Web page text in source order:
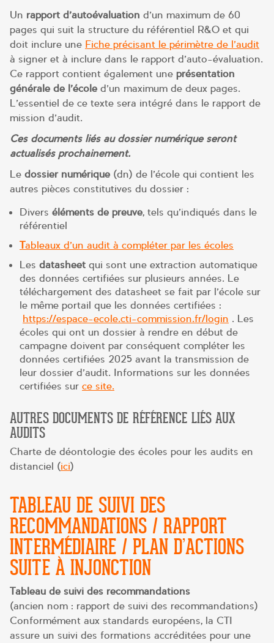
Un rapport d’autoévaluation d’un maximum de 60
pages qui suit la structure du référentiel R&O et qui
doit inclure une Fiche précisant le périmètre de l’audit
à signer et à inclure dans le rapport d’auto-évaluation.
Ce rapport contient également une présentation
générale de l’école d’un maximum de deux pages.
L’essentiel de ce texte sera intégré dans le rapport de
mission d’audit.
Ces documents liés au dossier numérique seront
actualisés prochainement.
Le dossier numérique (dn) de l’école qui contient les
autres pièces constitutives du dossier :
Divers éléments de preuve, tels qu’indiqués dans le
référentiel
Tableaux d’un audit à compléter par les écoles
Les datasheet qui sont une extraction automatique
des données certifiées sur plusieurs années. Le
téléchargement des datasheet se fait par l’école sur
le même portail que les données certifiées :
https://espace-ecole.cti-commission.fr/login . Les
écoles qui ont un dossier à rendre en début de
campagne doivent par conséquent compléter les
données certifiées 2025 avant la transmission de
leur dossier d’audit. Informations sur les données
certifiées sur ce site.
AUTRES DOCUMENTS DE RÉFÉRENCE LIÉS AUX
AUDITS
Charte de déontologie des écoles pour les audits en
distanciel (ici)
TABLEAU DE SUIVI DES
RECOMMANDATIONS / RAPPORT
INTERMÉDIAIRE / PLAN D’ACTIONS
SUITE À INJONCTION
Tableau de suivi des recommandations
(ancien nom : rapport de suivi des recommandations)
Conformément aux standards européens, la CTI
assure un suivi des formations accréditées pour une